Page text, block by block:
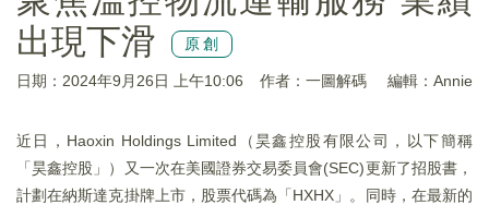
出現下滑
原創
日期：2024年9月26日 上午10:06 作者：一圖解碼 編輯：Annie
近日，Haoxin Holdings Limited（昊鑫控股有限公司，以下簡稱
「昊鑫控股」）又一次在美國證券交易委員會(SEC)更新了招股書，
計劃在納斯達克掛牌上市，股票代碼為「HXHX」。同時，在最新的